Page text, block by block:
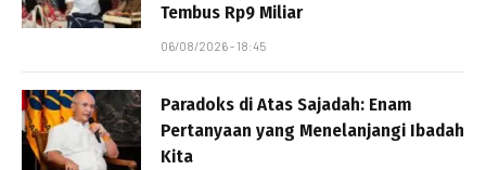
Tembus Rp9 Miliar
06/08/2026 - 18:45
Paradoks di Atas Sajadah: Enam
Pertanyaan yang Menelanjangi Ibadah
Kita